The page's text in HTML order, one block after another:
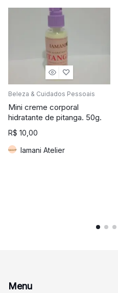
Beleza & Cuidados Pessoais
Mini creme corporal
hidratante de pitanga. 50g.
R$ 10,00
Iamani Atelier
Menu